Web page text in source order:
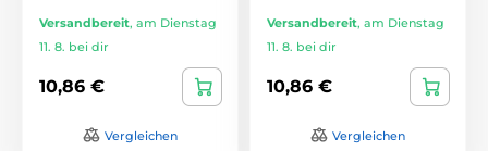
Versandbereit, am Dienstag
11. 8. bei dir
10,86 €
Vergleichen
Versandbereit, am Dienstag
11. 8. bei dir
10,86 €
Vergleichen